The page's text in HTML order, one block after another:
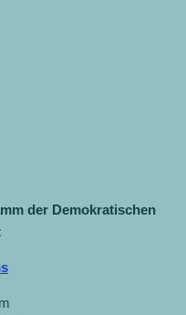
der Demokratischen